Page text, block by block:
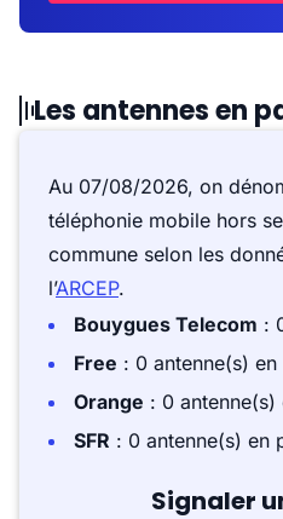
Les antennes en
Au 07/08/2026, on
téléphonie mobile hors
commune selon les
l’ARCEP.
Bouygues Telecom :
Free : 0 antenne(s) en
Orange : 0 antenne(s)
SFR : 0 antenne(s) en
Signaler